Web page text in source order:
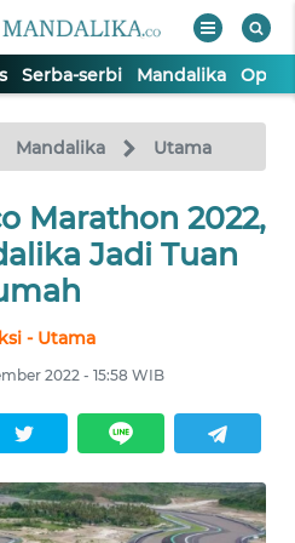
Serba-serbi Mandalika Opini
Mandalika Utama
Marathon 2022,
Jadi Tuan
- Utama
2022 - 15:58 WIB